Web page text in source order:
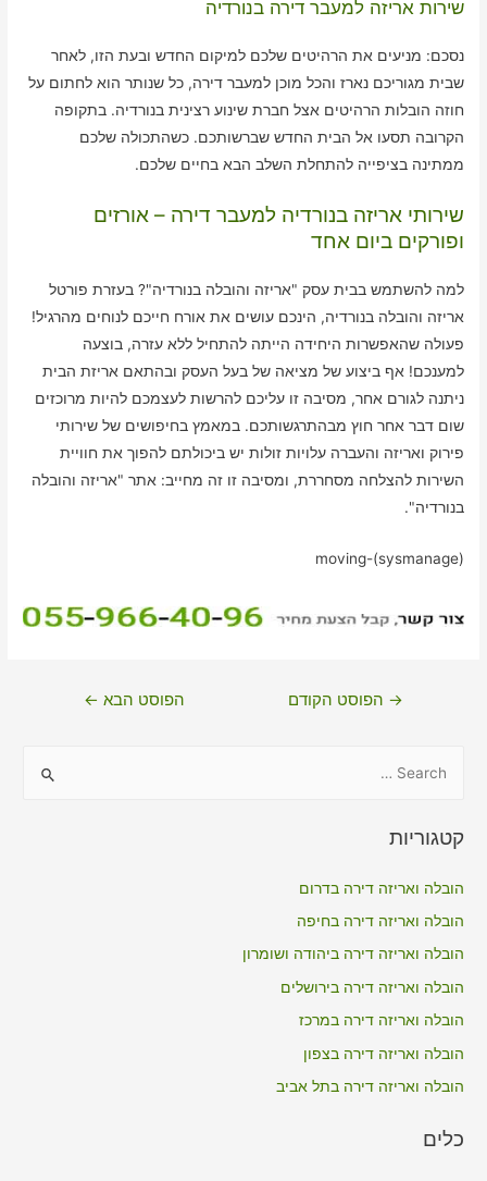
שירות אריזה למעבר דירה בנורדיה
נסכם: מניעים את הרהיטים שלכם למיקום החדש ובעת הזו, לאחר
שבית מגוריכם נארז והכל מוכן למעבר דירה, כל שנותר הוא לחתום על
חוזה הובלות הרהיטים אצל חברת שינוע רצינית בנורדיה. בתקופה
הקרובה תסעו אל הבית החדש שברשותכם. כשהתכולה שלכם
ממתינה בציפייה להתחלת השלב הבא בחיים שלכם.
שירותי אריזה בנורדיה למעבר דירה – אורזים
ופורקים ביום אחד
למה להשתמש בבית עסק "אריזה והובלה בנורדיה"? בעזרת פורטל
אריזה והובלה בנורדיה, הינכם עושים את אורח חייכם לנוחים מהרגיל!
פעולה שהאפשרות היחידה הייתה להתחיל ללא עזרה, בוצעה
למענכם! אף ביצוע של מציאה של בעל העסק ובהתאם אריזת הבית
ניתנה לגורם אחר, מסיבה זו עליכם להרשות לעצמכם להיות מרוכזים
שום דבר אחר חוץ מבהתרגשותכם. במאמץ בחיפושים של שירותי
פירוק ואריזה והעברה עלויות זולות יש ביכולתם להפוך את חוויית
השירות להצלחה מסחררת, ומסיבה זו זה מחייב: אתר "אריזה והובלה
בנורדיה".
moving-(sysmanage)
ניווט→ הפוסט הקודם הפוסט הבא ←
r
o
r
:
קטגוריות
הובלה ואריזה דירה בדרום
הובלה ואריזה דירה בחיפה
הובלה ואריזה דירה ביהודה ושומרון
הובלה ואריזה דירה בירושלים
הובלה ואריזה דירה במרכז
הובלה ואריזה דירה בצפון
הובלה ואריזה דירה בתל אביב
כלים